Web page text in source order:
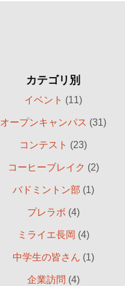
カテゴリ別
イベント (11)
オープンキャンパス (31)
コンテスト (23)
コーヒーブレイク (2)
バドミントン部 (1)
プレラボ (4)
ミライエ長岡 (4)
中学生の皆さん (1)
企業訪問 (4)